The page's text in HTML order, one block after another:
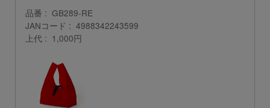
品番
GB289-RE
JANコード
4988342243599
上代
1,000円